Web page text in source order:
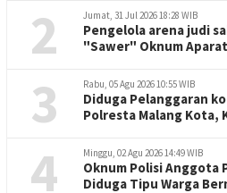
2 Jumat, 31 Jul 2026 18:28 WIB
Pengelola arena judi
"Sawer" Oknum
3 Rabu, 05 Agu 2026 10:55 WIB
Diduga Pelanggaran
Polresta Malang Kota,
4 Minggu, 02 Agu 2026 14:49 WIB
Oknum Polisi Anggota
Diduga Tipu Warga